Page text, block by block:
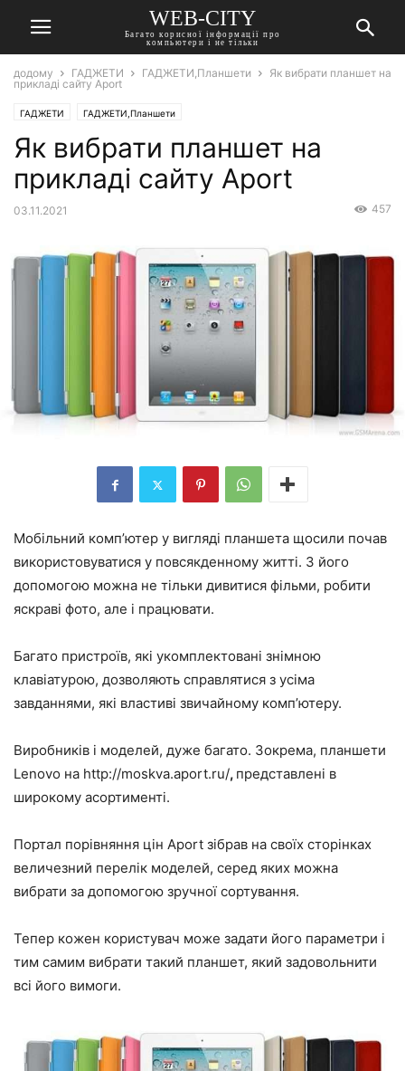
WEB-CITY
Багато корисної інформації про
компьютери і не тільки
додому ГАДЖЕТИ ГАДЖЕТИ,Планшети
Як вибрати планшет на
прикладі сайту Aport
ГАДЖЕТИ ГАДЖЕТИ,Планшети
Як вибрати планшет на
прикладі сайту Aport
03.11.2021 457
Мобільний комп’ютер у вигляді планшета щосили почав
використовуватися у повсякденному житті. З його
допомогою можна не тільки дивитися фільми, робити
яскраві фото, але і працювати.
Багато пристроїв, які укомплектовані знімною
клавіатурою, дозволяють справлятися з усіма
завданнями, які властиві звичайному комп’ютеру.
Виробників і моделей, дуже багато. Зокрема, планшети
Lenovo на http://moskva.aport.ru/, представлені в
широкому асортименті.
Портал порівняння цін Аport зібрав на своїх сторінках
величезний перелік моделей, серед яких можна
вибрати за допомогою зручної сортування.
Тепер кожен користувач може задати його параметри і
тим самим вибрати такий планшет, який задовольнити
всі його вимоги.